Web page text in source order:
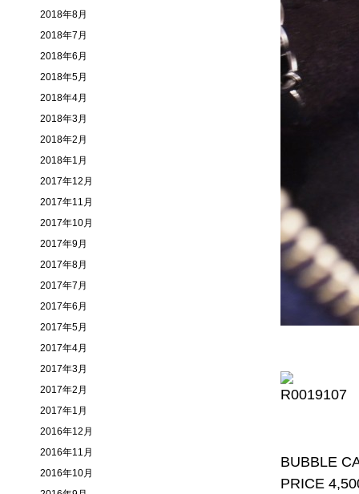
BUBBLE
PRICE
2018年8月
2018年7月
2018年6月
2018年5月
2018年4月
2018年3月
2018年2月
2018年1月
2017年12月
2017年11月
2017年10月
2017年9月
2017年8月
2017年7月
2017年6月
2017年5月
2017年4月
2017年3月
2017年2月
2017年1月
2016年12月
2016年11月
2016年10月